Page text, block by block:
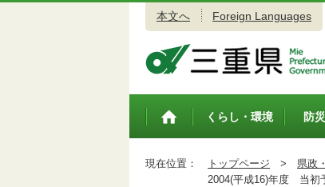
本文へ Foreign Languages
トップペ
くらし・環境 防
現在位置： トップページ > 県政
2004(平成16)年度 当初